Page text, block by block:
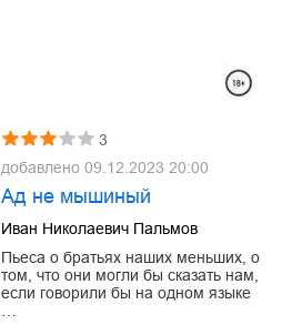
3
добавлено09.12.2023 20:00
Ад не мышиный
Иван Николаевич Пальмов
Пьеса о братьях наших меньших, о
том, что они могли бы сказать нам,
если говорили бы на одном языке